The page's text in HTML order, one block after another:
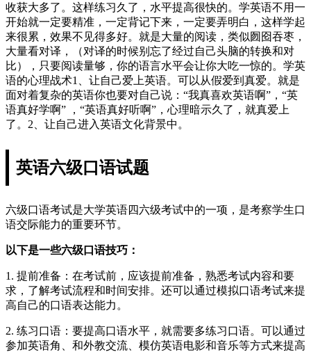
收获大多了。这样练习久了，水平提高很快的。学英语不用一
开始就一定要精准，一定背记下来，一定要弄明白，这样学起
来很累，效果不见得多好。就是大量的阅读，类似囫囵吞枣，
大量看对译，（对译的时候别忘了经过自己头脑的转换和对
比），只要阅读量够，你的语言水平会让你大吃一惊的。学英
语的心理战术1、让自己爱上英语。可以从假爱到真爱。就是
面对着复杂的英语你也要对自己说：“我真喜欢英语啊”，“英
语真好学啊” ，“英语真好听啊”，心理暗示久了，就真爱上
了。2、让自己进入英语文化背景中。
英语六级口语试题
六级口语考试是大学英语四六级考试中的一项，是考察学生口
语交际能力的重要环节。
以下是一些六级口语技巧：
1. 提前准备：在考试前，应该提前准备，熟悉考试内容和要
求，了解考试流程和时间安排。还可以通过模拟口语考试来提
高自己的口语表达能力。
2. 练习口语：要提高口语水平，就需要多练习口语。可以通过
参加英语角、和外教交流、模仿英语电影和音乐等方式来提高